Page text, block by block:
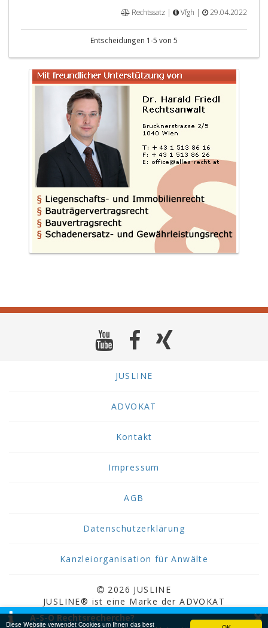
Diese Website verwendet Cookies um Ihnen das best
Rechtssatz |
Vfgh | 29.04.2022
Entscheidungen 1-5 von 5
JUSLINE
ADVOKAT
Kontakt
Impressum
AGB
Datenschutzerklärung
Kanzleiorganisation für Anwälte
2026 JUSLINE
JUSLINE® ist eine Marke der ADVOKAT
Unternehmensberatung Greiter & Greiter GmbH.
×
A-S-O Rechtsrecherche?